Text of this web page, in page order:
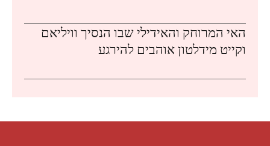
האי המרוחק והאידילי שבו הנסיך וויליאם
וקייט מידלטון אוהבים להירגע